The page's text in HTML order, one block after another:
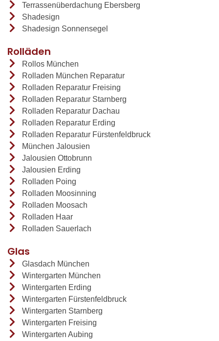
Terrassenüberdachung Ebersberg
Shadesign
Shadesign Sonnensegel
Rolläden
Rollos München
Rolladen München Reparatur
Rolladen Reparatur Freising
Rolladen Reparatur Starnberg
Rolladen Reparatur Dachau
Rolladen Reparatur Erding
Rolladen Reparatur Fürstenfeldbruck
München Jalousien
Jalousien Ottobrunn
Jalousien Erding
Rolladen Poing
Rolladen Moosinning
Rolladen Moosach
Rolladen Haar
Rolladen Sauerlach
Glas
Glasdach München
Wintergarten München
Wintergarten Erding
Wintergarten Fürstenfeldbruck
Wintergarten Starnberg
Wintergarten Freising
Wintergarten Aubing